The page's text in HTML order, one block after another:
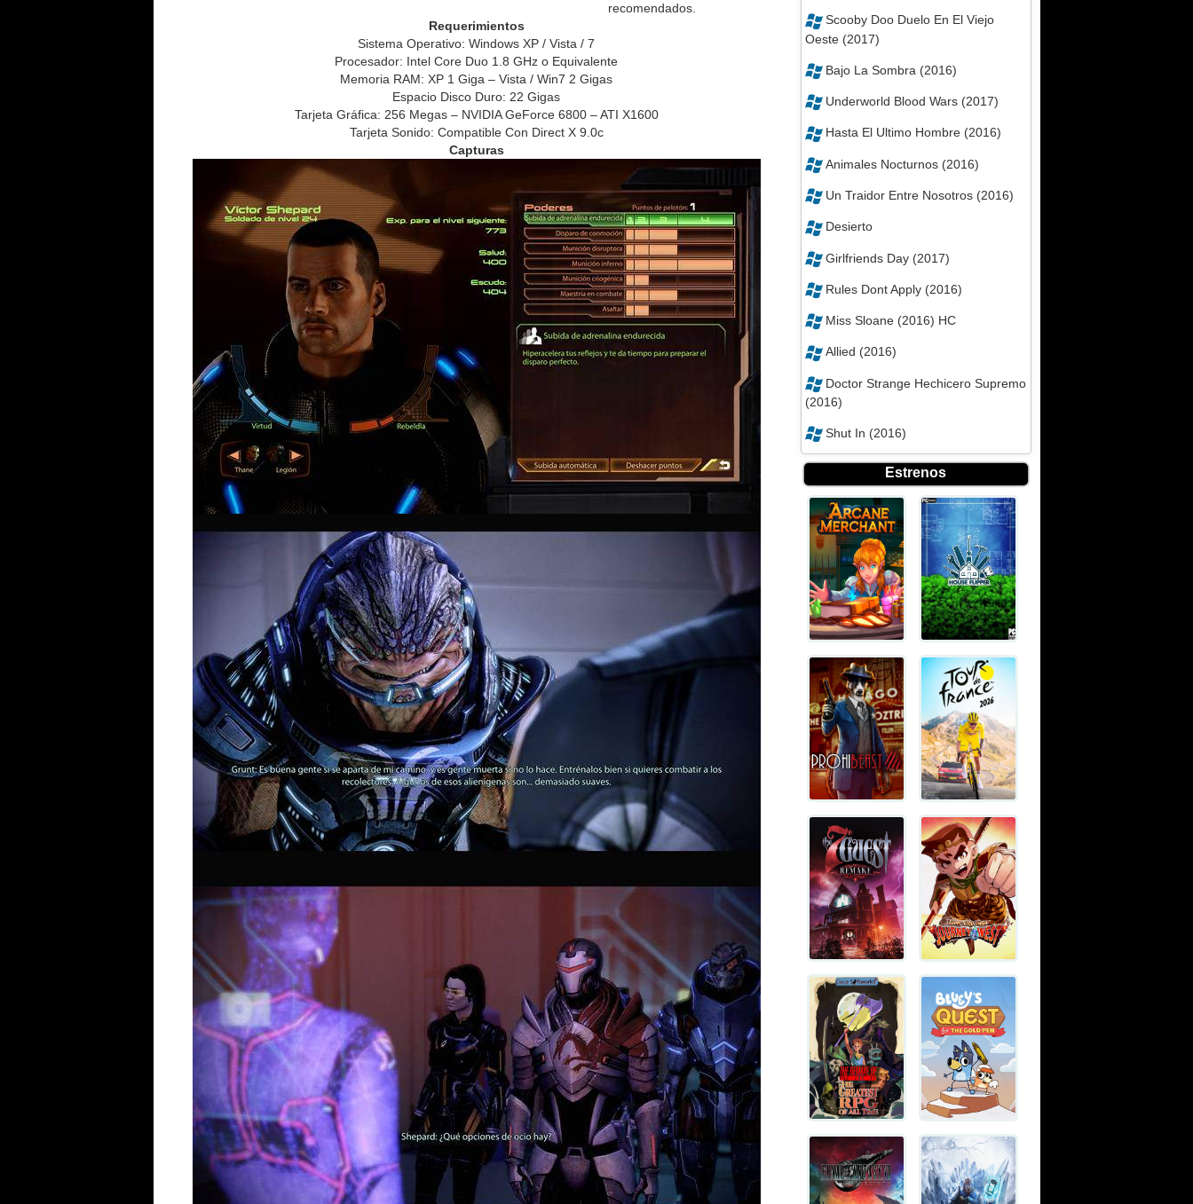
recomendados.
Requerimientos
Sistema Operativo: Windows XP / Vista / 7
Procesador: Intel Core Duo 1.8 GHz o Equivalente
Memoria RAM: XP 1 Giga – Vista / Win7 2 Gigas
Espacio Disco Duro: 22 Gigas
Tarjeta Gráfica: 256 Megas – NVIDIA GeForce 6800 – ATI X1600
Tarjeta Sonido: Compatible Con Direct X 9.0c
Capturas
Scooby Doo Duelo En El Viejo
Oeste (2017)
Bajo La Sombra (2016)
Underworld Blood Wars (2017)
Hasta El Ultimo Hombre (2016)
Animales Nocturnos (2016)
Un Traidor Entre Nosotros (2016)
Desierto
Girlfriends Day (2017)
Rules Dont Apply (2016)
Miss Sloane (2016) HC
Allied (2016)
Doctor Strange Hechicero Supremo
(2016)
Shut In (2016)
Estrenos